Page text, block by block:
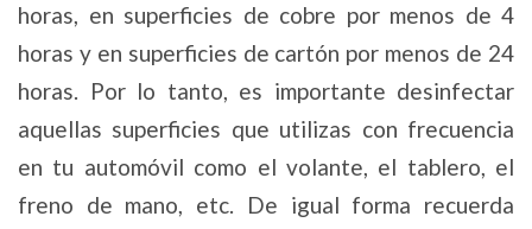
horas, en superficies de cobre por menos de 4
horas y en superficies de cartón por menos de 24
horas. Por lo tanto, es importante desinfectar
aquellas superficies que utilizas con frecuencia
en tu automóvil como el volante, el tablero, el
freno de mano, etc. De igual forma recuerda